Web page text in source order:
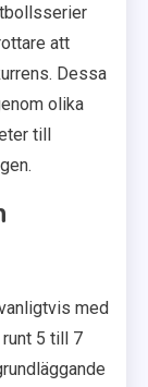
att
Dessa
olika
till
med
5 till 7